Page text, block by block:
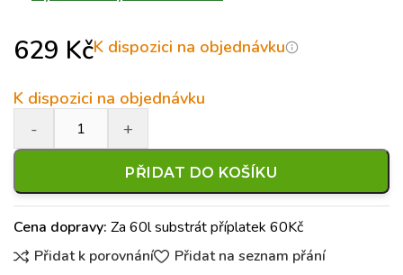
629 KčK dispozici na objednávku
K dispozici na objednávku
PŘIDAT DO KOŠÍKU
Cena dopravy: Za 60l substrát příplatek 60Kč
Přidat k porovnání
Přidat na seznam přání